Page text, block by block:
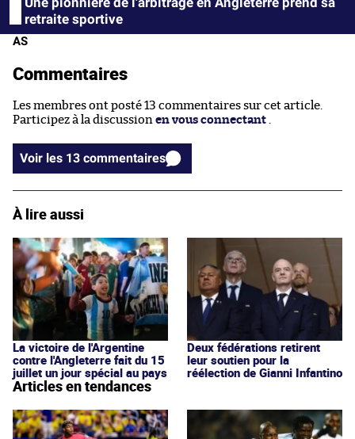
retraite sportive
AS
Commentaires
Les membres ont posté 13 commentaires sur cet article.
Participez à la discussion en vous connectant
Voir les 13 commentaires
À lire aussi
La victoire de l'Argentine
contre l'Angleterre fait du 15
juillet un jour spécial au pays
Deux fédérations retirent
leur soutien pour la
réélection de Gianni Infantino
Articles en tendances